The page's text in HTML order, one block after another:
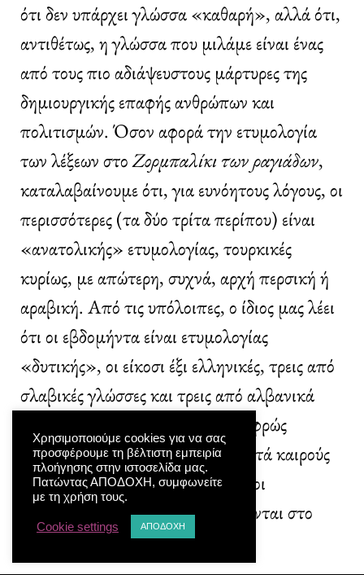
ότι δεν υπάρχει γλώσσα «καθαρή», αλλά ότι,
αντιθέτως, η γλώσσα που μιλάμε είναι ένας
από τους πιο αδιάψευστους μάρτυρες της
δημιουργικής επαφής ανθρώπων και
πολιτισμών. Όσον αφορά την ετυμολογία
των λέξεων στοΖορμπαλίκι των ραγιάδων,
καταλαβαίνουμε ότι, για ευνόητους λόγους, οι
περισσότερες (τα δύο τρίτα περίπου) είναι
«ανατολικής» ετυμολογίας, τουρκικές
κυρίως, με απώτερη, συχνά, αρχή περσική ή
αραβική. Από τις υπόλοιπες, ο ίδιος μας λέει
ότι οι εβδομήντα είναι ετυμολογίας
«δυτικής», οι είκοσι έξι ελληνικές, τρεις από
σλαβικές γλώσσες και τρεις από αλβανικά
δάνεια. Και υπογραμμίζει με ελαφρώς
περιπαικτική διάθεση, μια και κατά καιρούς
τον έχουν απασχολήσει οι ποικίλοι
ελληνοκεντρισμοί, όπως εκφράζονται στο
πεδίο της γλώσσας:
Χρησιμοποιούμε cookies για να σας
προσφέρουμε τη βέλτιστη εμπειρία
πλοήγησης στην ιστοσελίδα μας.
Πατώντας ΑΠΟΔΟΧΗ, συμφωνείτε
με τη χρήση τους.
Cookie settings ΑΠΟΔΟΧΗ